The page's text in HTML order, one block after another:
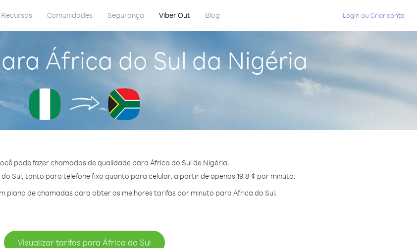
Recursos Comunidades Segurança Viber Out Blog Login ou Criar conta
África do Sul da Nigéria
pode fazer chamadas de qualidade para África do Sul de Nigéria.
Sul, tanto para telefone fixo quanto para celular, a partir de apenas 19.8 ¢ por minuto.
plano de chamadas para obter as melhores tarifas por minuto para África do Sul.
Visualizar tarifas para África do Sul